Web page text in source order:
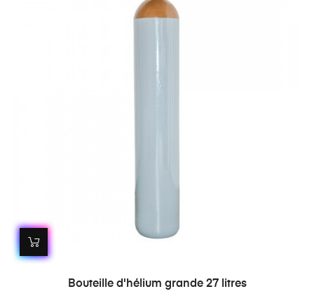
Bouteille d'hélium grande 27 litres